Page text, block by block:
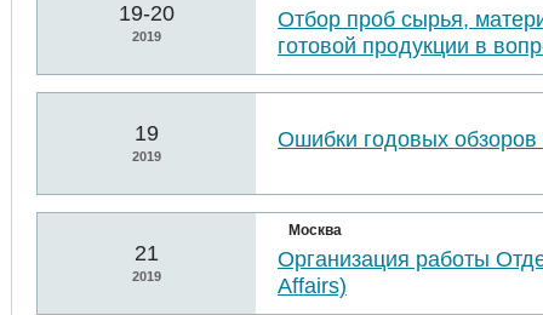
19-20
2019
Отбор проб сырья,
готовой продукции в
19
2019
Ошибки годовых обзоров
21
2019
Москва
Организация работы
Affairs)